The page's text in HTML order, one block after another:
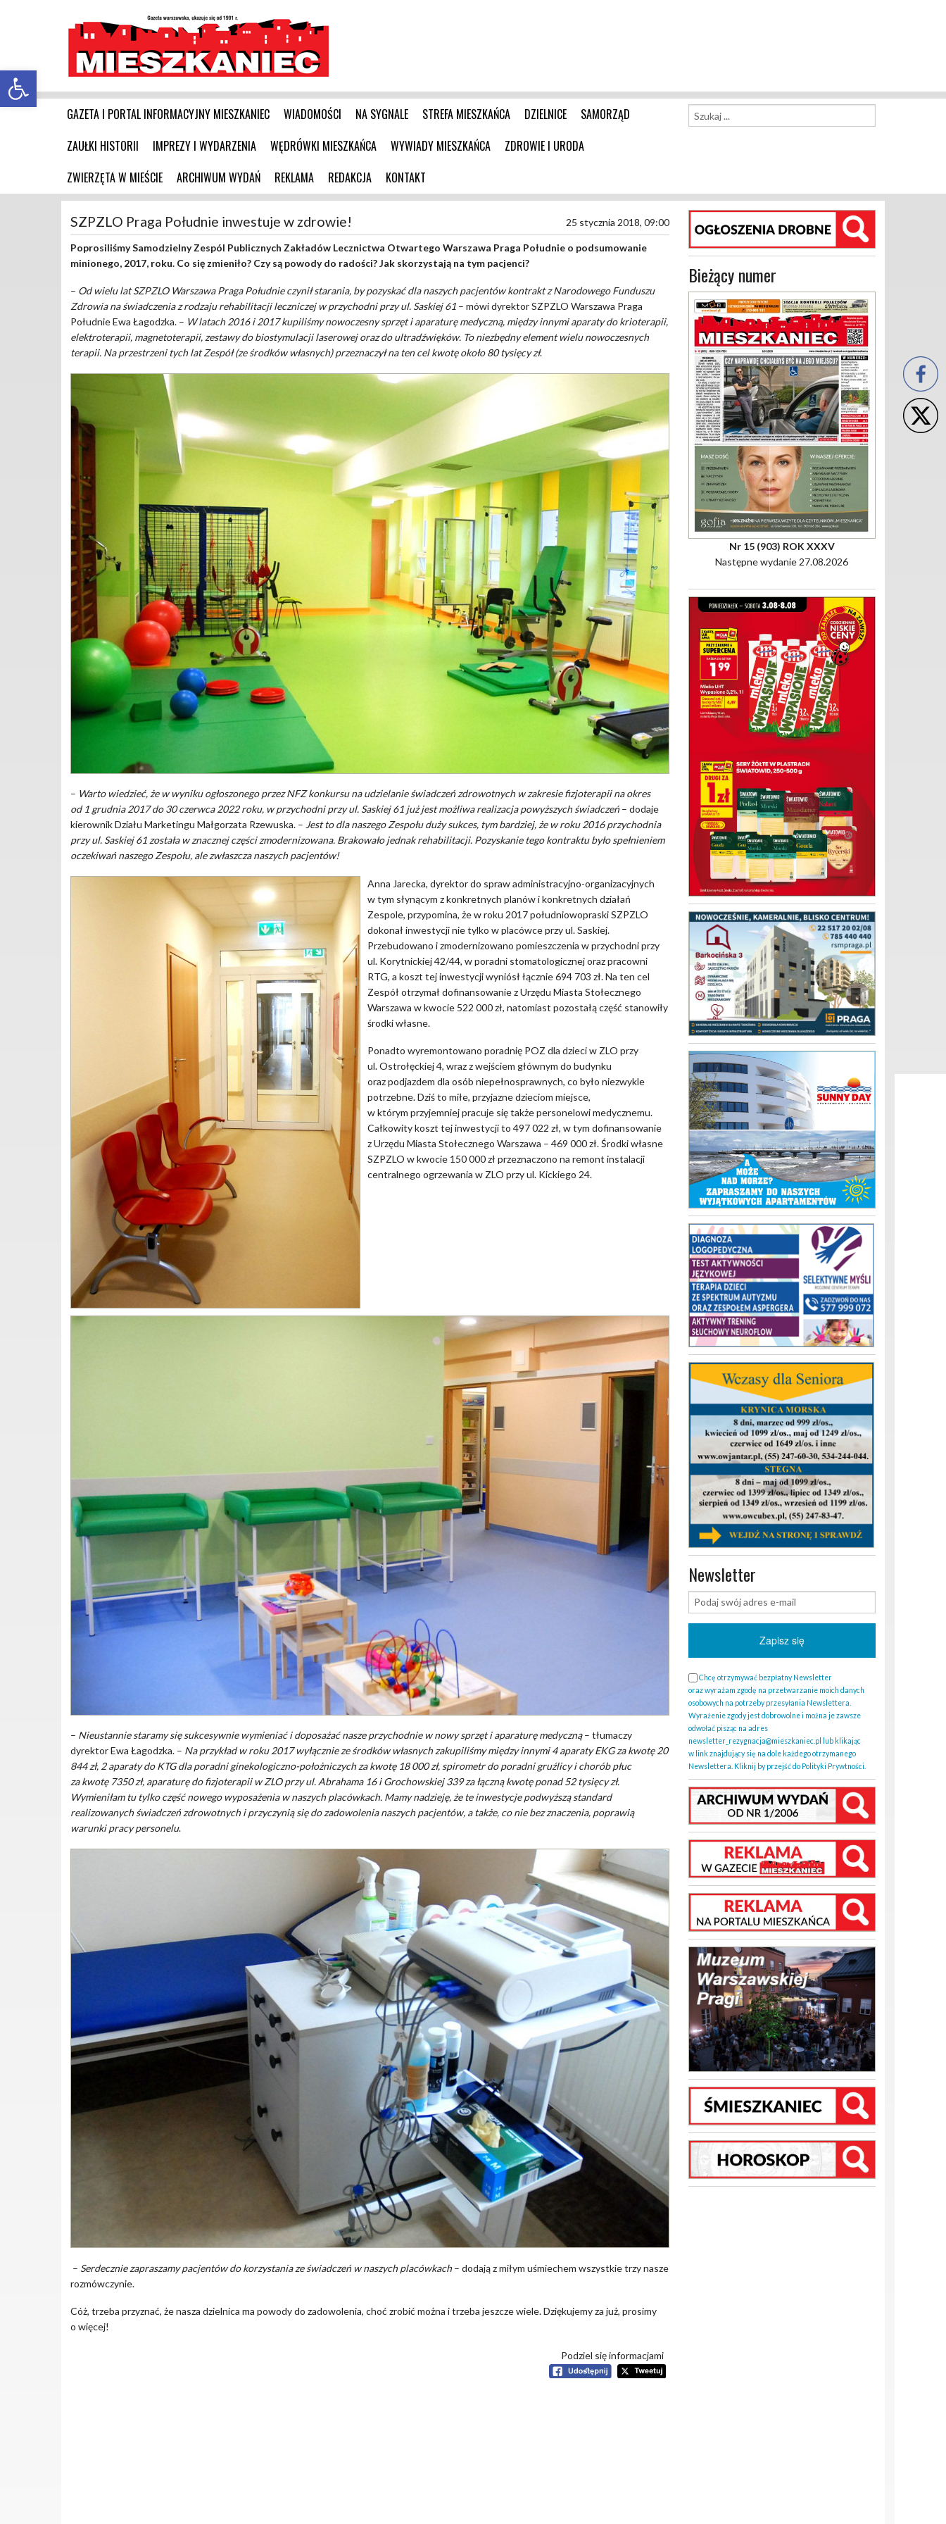
Otwórz pasek narzędzi
GAZETA I PORTAL INFORMACYJNY MIESZKANIEC WIADOMOŚCI NA SYGNALE STREFA MIESZKAŃCA DZIELNICE
SAMORZĄD
ZAUŁKI HISTORII
IMPREZY I WYDARZENIA WĘDRÓWKI MIESZKAŃCA WYWIADY MIESZKAŃCA
ZDROWIE I URODA
ZWIERZĘTA W MIEŚCIE
ARCHIWUM WYDAŃ REKLAMA REDAKCJA KONTAKT
SZPZLO Praga Południe inwestuje w zdrowie! 25 stycznia 2018, 09:00
Poprosiliśmy Samodzielny Zespól Publicznych Zakładów Lecznictwa Otwartego Warszawa Praga Południe o podsumowanie
minionego, 2017, roku. Co się zmieniło? Czy są powody do radości? Jak skorzystają na tym pacjenci?
– Od wielu lat SZPZLO Warszawa Praga Południe czynił starania, by pozyskać dla naszych pacjentów kontrakt z Narodowego Funduszu
Zdrowia na świadczenia z rodzaju rehabilitacji leczniczej w przychodni przy ul. Saskiej 61 – mówi dyrektor SZPZLO Warszawa Praga
Południe Ewa Łagodzka. – W latach 2016 i 2017 kupiliśmy nowoczesny sprzęt i aparaturę medyczną, między innymi aparaty do krioterapii,
elektroterapii, magnetoterapii, zestawy do biostymulacji laserowej oraz do ultradźwięków. To niezbędny element wielu nowoczesnych
terapii. Na przestrzeni tych lat Zespół (ze środków własnych) przeznaczył na ten cel kwotę około 80 tysięcy zł.
– Warto wiedzieć, że w wyniku ogłoszonego przez NFZ konkursu na udzielanie świadczeń zdrowotnych w zakresie fizjoterapii na okres
od 1 grudnia 2017 do 30 czerwca 2022 roku, w przychodni przy ul. Saskiej 61 już jest możliwa realizacja powyższych świadczeń– dodaje
kierownik Działu Marketingu Małgorzata Rzewuska. – Jest to dla naszego Zespołu duży sukces, tym bardziej, że w roku 2016 przychodnia
przy ul. Saskiej 61 została w znacznej części zmodernizowana. Brakowało jednak rehabilitacji. Pozyskanie tego kontraktu było spełnieniem
oczekiwań naszego Zespołu, ale zwłaszcza naszych pacjentów!
Anna Jarecka, dyrektor do spraw administracyjno-organizacyjnych
w tym słynącym z konkretnych planów i konkretnych działań
Zespole, przypomina, że w roku 2017 południowopraski SZPZLO
dokonał inwestycji nie tylko w placówce przy ul. Saskiej.
Przebudowano i zmodernizowano pomieszczenia w przychodni przy
ul. Korytnickiej 42/44, w poradni stomatologicznej oraz pracowni
RTG, a koszt tej inwestycji wyniósł łącznie 694 703 zł. Na ten cel
Zespół otrzymał dofinansowanie z Urzędu Miasta Stołecznego
Warszawa w kwocie 522 000 zł, natomiast pozostałą część stanowiły
środki własne.
Ponadto wyremontowano poradnię POZ dla dzieci w ZLO przy
ul. Ostrołęckiej 4, wraz z wejściem głównym do budynku
oraz podjazdem dla osób niepełnosprawnych, co było niezwykle
potrzebne. Dziś to miłe, przyjazne dzieciom miejsce,
w którym przyjemniej pracuje się także personelowi medycznemu.
Całkowity koszt tej inwestycji to 497 022 zł, w tym dofinansowanie
z Urzędu Miasta Stołecznego Warszawa – 469 000 zł. Środki własne
SZPZLO w kwocie 150 000 zł przeznaczono na remont instalacji
centralnego ogrzewania w ZLO przy ul. Kickiego 24.
– Nieustannie staramy się sukcesywnie wymieniać i doposażać nasze przychodnie w nowy sprzęt i aparaturę medyczną– tłumaczy
dyrektor Ewa Łagodzka. – Na przykład w roku 2017 wyłącznie ze środków własnych zakupiliśmy między innymi 4 aparaty EKG za kwotę 20
844 zł, 2 aparaty do KTG dla poradni ginekologiczno-położniczych za kwotę 18 000 zł, spirometr do poradni gruźlicy i chorób płuc
za kwotę 7350 zł, aparaturę do fizjoterapii w ZLO przy ul. Abrahama 16 i Grochowskiej 339 za łączną kwotę ponad 52 tysięcy zł.
Wymieniłam tu tylko część nowego wyposażenia w naszych placówkach. Mamy nadzieję, że te inwestycje podwyższą standard
realizowanych świadczeń zdrowotnych i przyczynią się do zadowolenia naszych pacjentów, a także, co nie bez znaczenia, poprawią
warunki pracy personelu.
– Serdecznie zapraszamy pacjentów do korzystania ze świadczeń w naszych placówkach– dodają z miłym uśmiechem wszystkie trzy nasze
rozmówczynie.
Cóż, trzeba przyznać, że nasza dzielnica ma powody do zadowolenia, choć zrobić można i trzeba jeszcze wiele. Dziękujemy za już, prosimy
o więcej!
Podziel się informacjami
Bieżący numer
Nr 15 (903) ROK XXXV
Następne wydanie 27.08.2026
Newsletter
Chcę otrzymywać bezpłatny Newsletter
oraz wyrażam zgodę na przetwarzanie moich danych
osobowych na potrzeby przesyłania Newslettera.
Wyrażenie zgody jest dobrowolne i można je zawsze
odwołać pisząc na adres
newsletter_rezygnacja@mieszkaniec.pl lub klikając
w link znajdujący się na dole każdego otrzymanego
Newslettera. Kliknij by przejść do Polityki Prywtności.